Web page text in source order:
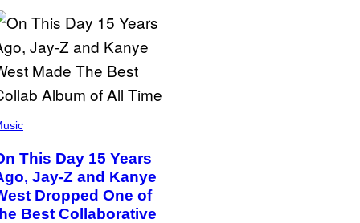
This Day 15 Years
Jay-Z and Kanye
Dropped One of
Best Collaborative